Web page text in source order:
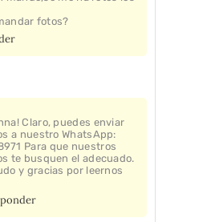
fotos?
Claro, puedes enviar
a nuestro WhatsApp:
Para que nuestros
te busquen el adecuado.
y gracias por leernos